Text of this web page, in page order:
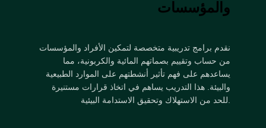
والمؤسسات
نقدم برامج تدريبية متخصصة لتمكين الأفراد والمؤسسات
من حساب وتقييم بصماتهم المائية والكربونية، مما
يساعدهم على فهم تأثير أنشطتهم على الموارد الطبيعية
والبيئة. هذا التدريب يساهم في اتخاذ قرارات مستنيرة
للحد من الاستهلاك وتحقيق الاستدامة البيئية.